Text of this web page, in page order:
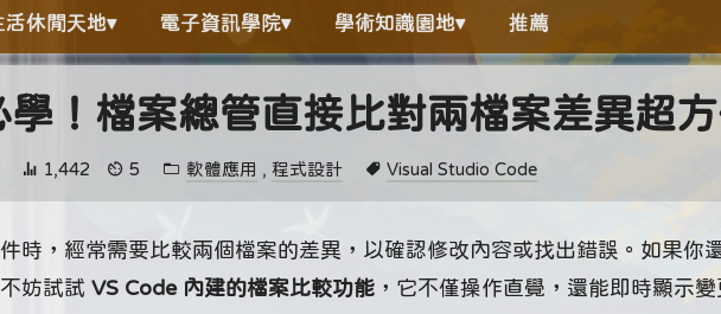
活休閒天地▾ 電子資訊學院▾ 學術知識園地▾ 推薦
！檔案總管直接比對兩檔案差異超
1,442 5 軟體應用 , 程式設計 Visual Studio Code
時，經常需要比較兩個檔案的差異，以確認修改內容或找出錯誤。如果你
妨試試VS Code 內建的檔案比較功能 ，它不僅操作直覺，還能即時顯示